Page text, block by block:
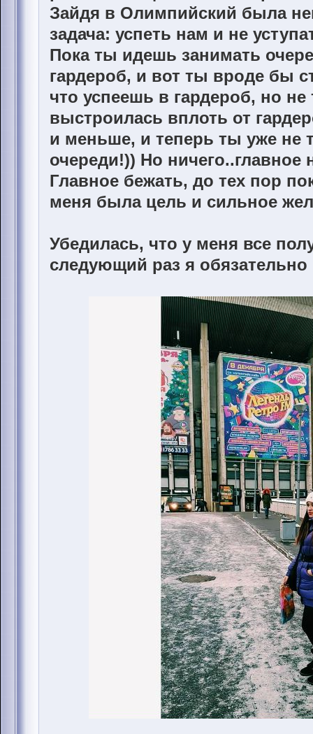
Зайдя в Олимпийский была
задача: успеть нам и не
Пока ты идешь занимать
гардероб, и вот ты вроде бы
что успеешь в гардероб, но
выстроилась вплоть от
и меньше, и теперь ты уже не
очереди!)) Но ничего..главное
Главное бежать, до тех пор
меня была цель и сильное
Убедилась, что у меня все
следующий раз я